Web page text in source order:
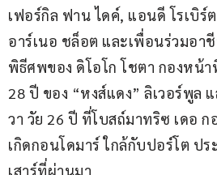
เฟอร์กิล ฟาน ไดค์, แอนดี โรเบิร์
อาร์เนอ ชล็อต และเพื่อนร่วมอา
พิธีศพของ ดิโอโก โชตา กองหน้า
28 ปี ของ “หงส์แดง” ลิเวอร์พูล
วา วัย 26 ปี ที่โบสถ์มาทริซ เดอ ก
เกิดกอนโดมาร์ ใกล้กับปอร์โต ปร
เสาร์ที่ผ่านมา